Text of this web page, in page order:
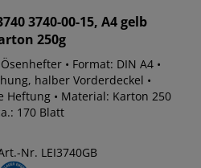
3740-00-15, A4 gelb
250g
• Format: DIN A4 •
halber Vorderdeckel •
Heftung • Material: Karton 250
170 Blatt
Nr. LEI3740GB